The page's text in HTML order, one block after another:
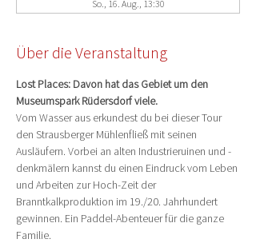
So., 16. Aug., 13:30
Über die Veranstaltung
Lost Places: Davon hat das Gebiet um den
Museumspark Rüdersdorf viele.
Vom Wasser aus erkundest du bei dieser Tour
den Strausberger Mühlenfließ mit seinen
Ausläufern. Vorbei an alten Industrieruinen und -
denkmälern kannst du einen Eindruck vom Leben
und Arbeiten zur Hoch-Zeit der
Branntkalkproduktion im 19./20. Jahrhundert
gewinnen. Ein Paddel-Abenteuer für die ganze
Familie.